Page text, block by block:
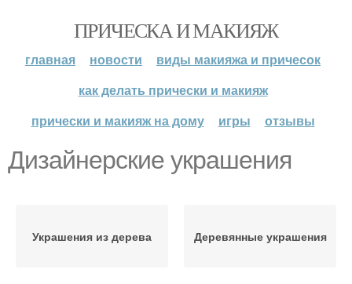
ПРИЧЕСКА И МАКИЯЖ
главная новости
виды макияжа и причесок
как делать прически и макияж
прически и макияж на дому
игры отзывы
Дизайнерские украшения
Украшения из дерева Деревянные украшения